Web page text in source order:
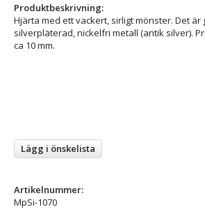
Produktbeskrivning:
Hjärta med ett vackert, sirligt mönster. Det är
silverpläterad, nickelfri metall (antik silver).
ca 10 mm.
Lägg i önskelista
Artikelnummer:
MpSi-1070